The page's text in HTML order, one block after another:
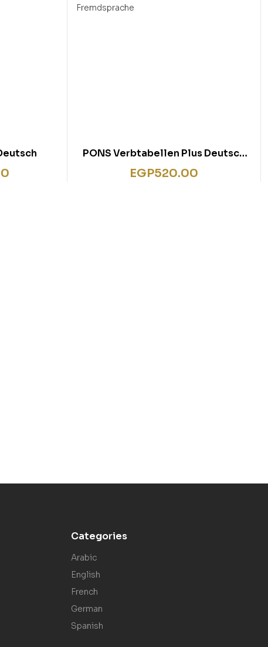
PONS Verbtabellen Plus Deutsch
als Fremdsprache
EGP520.00
Categories
Arabic
English
French
German
Spanish